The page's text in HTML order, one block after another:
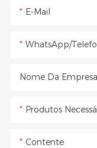
E-Mail
WhatsApp/
Nome Da Empresa
Produtos
Contente